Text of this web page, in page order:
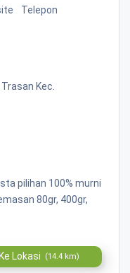
Telepon
Kec.
pilihan 100% murni
80gr, 400gr,
Ke Lokasi (14.4 km)